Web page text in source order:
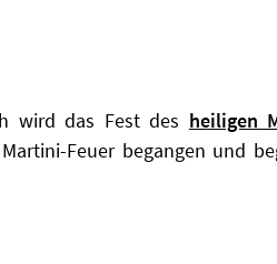
wird das Fest des heiligen
Feuer begangen und